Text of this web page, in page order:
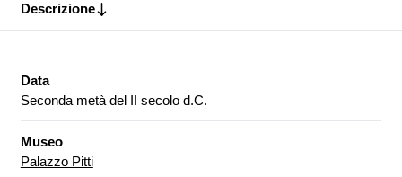
Descrizione
Data
Seconda metà del II secolo d.C.
Museo
Palazzo Pitti